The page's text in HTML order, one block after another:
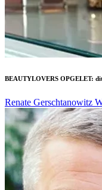
BEAUTYLOVERS OPGELET:
Renate Gerschtanowitz